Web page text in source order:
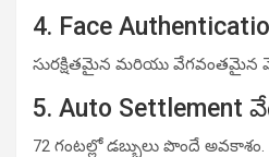
4. Face
సురక్షితమైన మరియు వేగవంతమైన
5. Auto Settlement
72 గంటల్లో డబ్బులు పొందే అవకాశం.